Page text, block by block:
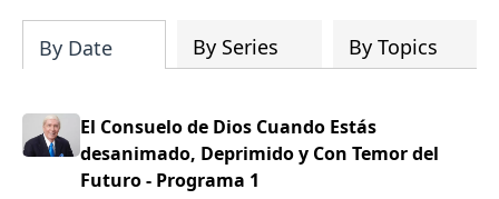
By Date By Series By Topics
El Consuelo de Dios Cuando Estás
desanimado, Deprimido y Con Temor del
Futuro - Programa 1